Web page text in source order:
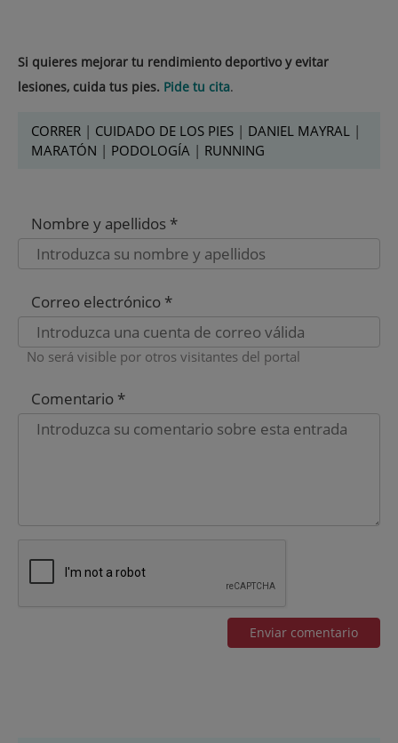
Si quieres mejorar tu rendimiento deportivo y evitar
lesiones, cuida tus pies. Pide tu cita.
CORRER | CUIDADO DE LOS PIES | DANIEL MAYRAL |
MARATÓN | PODOLOGÍA | RUNNING
Nombre y apellidos *
Correo electrónico *
No será visible por otros visitantes del portal
Comentario *